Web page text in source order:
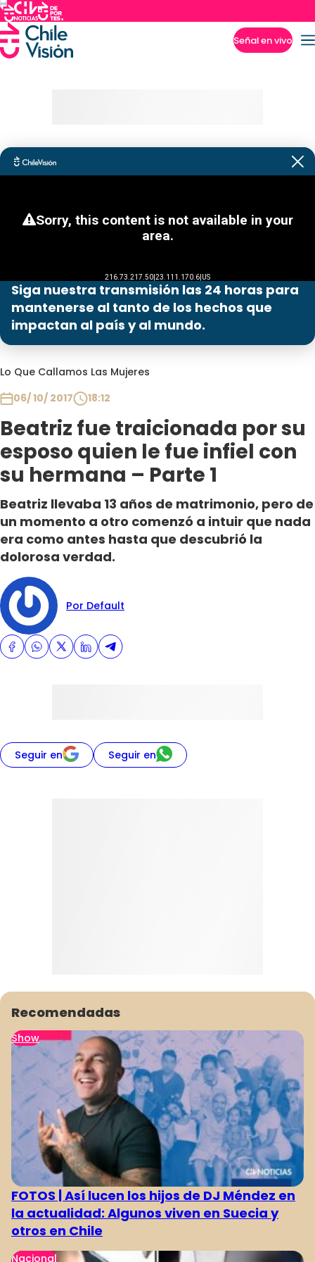
Señal en vivo
Siga nuestra transmisión las 24 horas para
mantenerse al tanto de los hechos que
impactan al país y al mundo.
Lo Que Callamos Las Mujeres
06/ 10/ 2017
18:12
Beatriz fue traicionada por su
esposo quien le fue infiel con
su hermana – Parte 1
Beatriz llevaba 13 años de matrimonio, pero de
un momento a otro comenzó a intuir que nada
era como antes hasta que descubrió la
dolorosa verdad.
Por Default
Seguir en Seguir en
Recomendadas
Show
FOTOS | Así lucen los hijos de DJ Méndez en
la actualidad: Algunos viven en Suecia y
otros en Chile
Nacional
Programas
Contigo en Directo
Plan Perfecto
El Tiempo
Sabingo
Todos Los Programas